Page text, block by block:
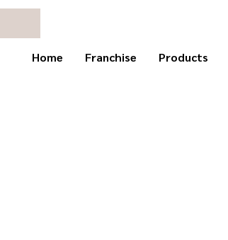
Home Franchise Products